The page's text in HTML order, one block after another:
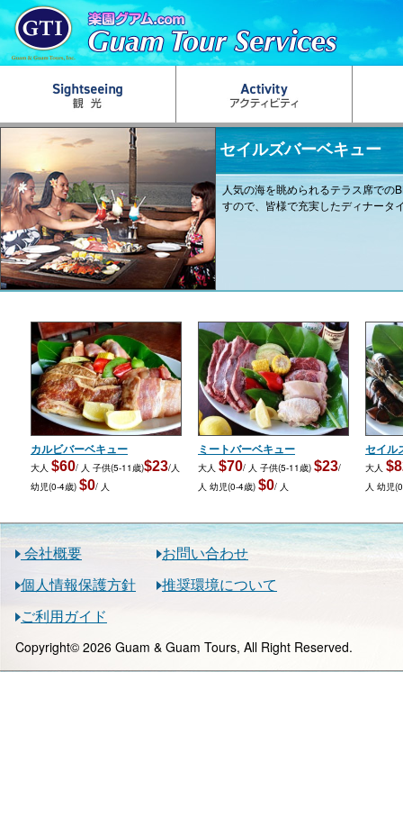
セイルズバーベキュー
人気の海を眺められるテラス席で
すので、皆様で充実したディナータ
カルビバーベキュー
大人 $60/ 人 子供(5-11歳)$23/人
幼児(0-4歳) $0/ 人
ミートバーベキュー
大人 $70/ 人 子供(5-11歳) $23/
人 幼児(0-4歳) $0/ 人
セイル
大人
人 幼児
会社概要
お問い合わせ
個人情報保護方針
推奨環境について
ご利用ガイド
Copyright© 2026 Guam & Guam Tours, All Right Reserved.